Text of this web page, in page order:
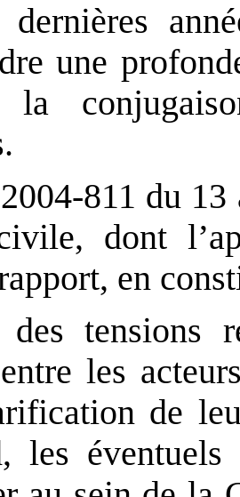
une
811 du
dont
en
tensions
les
de
les